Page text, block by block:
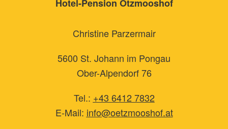
Hotel-Pension Ötzmooshof
Christine Parzermair
5600 St. Johann im Pongau
Ober-Alpendorf 76
Tel.: +43 6412 7832
E-Mail: info@oetzmooshof.at